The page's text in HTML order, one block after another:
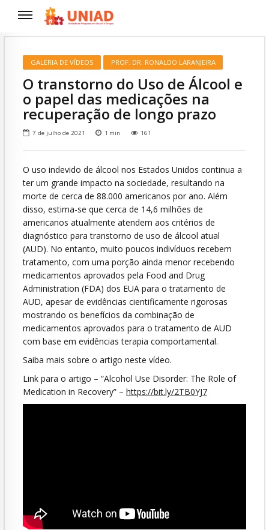
GALERIA DE VÍDEOS PROF. DR. RONALDO LARANJEIRA
O transtorno do Uso de Álcool e
o papel das medicações na
recuperação de longo prazo
7 de julho de 2021 1 min 161
O uso indevido de álcool nos Estados Unidos continua a
ter um grande impacto na sociedade, resultando na
morte de cerca de 88.000 americanos por ano. Além
disso, estima-se que cerca de 14,6 milhões de
americanos atualmente atendem aos critérios de
diagnóstico para transtorno de uso de álcool atual
(AUD). No entanto, muito poucos indivíduos recebem
tratamento, com uma porção ainda menor recebendo
medicamentos aprovados pela Food and Drug
Administration (FDA) dos EUA para o tratamento de
AUD, apesar de evidências cientificamente rigorosas
mostrando os benefícios da combinação de
medicamentos aprovados para o tratamento de AUD
com base em evidências terapia comportamental.
Saiba mais sobre o artigo neste vídeo.
Link para o artigo – “Alcohol Use Disorder: The Role of
Medication in Recovery” – https://bit.ly/2TB0YJ7